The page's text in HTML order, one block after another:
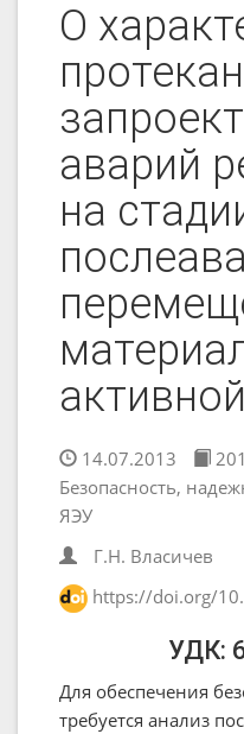
О
аварий
на
14.07.2013
Безопасность,
ЯЭУ
Г.Н. Власичев
https://doi.org/
УДК:
Для обеспечения
требуется анализ